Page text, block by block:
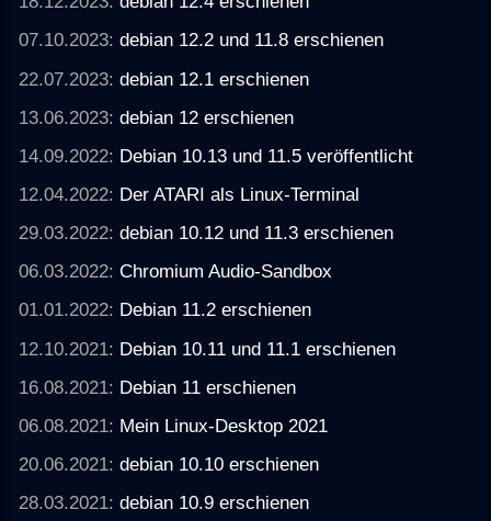
07.10.2023:debian 12.2 und 11.8 erschienen
22.07.2023:debian 12.1 erschienen
13.06.2023:debian 12 erschienen
14.09.2022: Debian 10.13 und 11.5 veröffentlicht
12.04.2022: Der ATARI als Linux-Terminal
29.03.2022:debian 10.12 und 11.3 erschienen
06.03.2022:Chromium Audio-Sandbox
01.01.2022: Debian 11.2 erschienen
12.10.2021: Debian 10.11 und 11.1 erschienen
16.08.2021: Debian 11 erschienen
06.08.2021: Mein Linux-Desktop 2021
20.06.2021:debian 10.10 erschienen
28.03.2021:debian 10.9 erschienen